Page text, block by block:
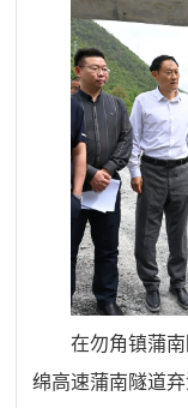
在勿角镇蒲
绵高速蒲南隧道